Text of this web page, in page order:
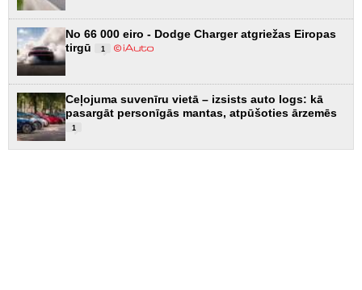
No 66 000 eiro - Dodge Charger atgriežas Eiropas
tirgū
1
Ceļojuma suvenīru vietā – izsists auto logs: kā
pasargāt personīgās mantas, atpūšoties ārzemēs
1